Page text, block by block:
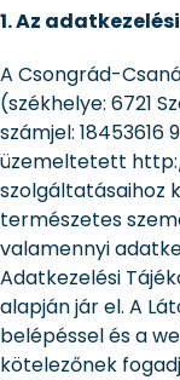
1. Az
A Csongrád-
(székhelye: 6721
számjel: 18453616
üzemeltetett
szolgáltatásaihoz
természetes
valamennyi
Adatkezelési
alapján jár el. A
belépéssel és a
kötelezőnek